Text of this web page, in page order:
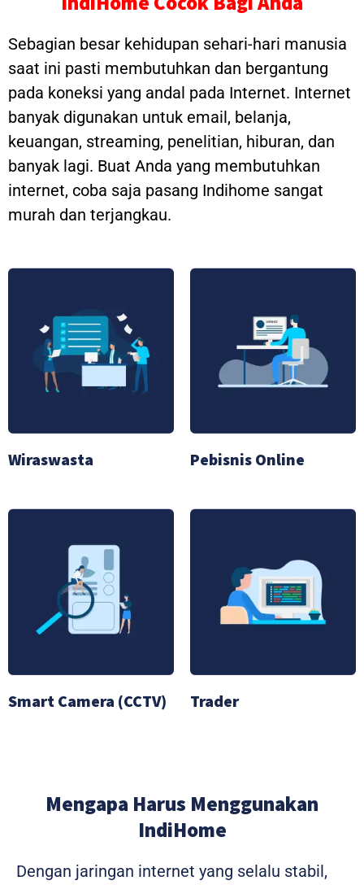
Sebagian besar kehidupan sehari-hari manusia
saat ini pasti membutuhkan dan bergantung
pada koneksi yang andal pada Internet. Internet
banyak digunakan untuk email, belanja,
keuangan, streaming, penelitian, hiburan, dan
banyak lagi. Buat Anda yang membutuhkan
internet, coba saja pasang Indihome sangat
murah dan terjangkau.
Wiraswasta Pebisnis Online
Smart Camera (CCTV) Trader
Mengapa Harus Menggunakan
IndiHome
Dengan jaringan internet yang selalu stabil,